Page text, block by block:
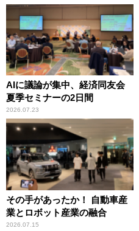
AIに議論が集中、経済同友会
夏季セミナーの2日間
2026.07.23
その手があったか！ 自動車産
業とロボット産業の融合
2026.07.15